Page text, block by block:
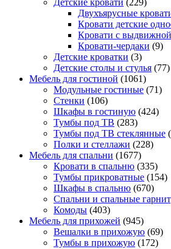
Детские кровати (229)
Двухъярусные
Кровати детские
Кровати с
Кровати-чердаки (9)
Детские кроватки (3)
Детские столы и стулья (77)
Мебель для гостиной (1061)
Модульные гостиные (71)
Стенки (106)
Шкафы в гостиную (424)
Тумбы под ТВ (283)
Тумбы под ТВ стеклянные
Полки и стеллажи (228)
Мебель для спальни (1677)
Кровати в спальню (335)
Тумбы прикроватные (154)
Шкафы в спальню (670)
Спальни и спальные
Комоды (403)
Мебель для прихожей (945)
Вешалки в прихожую (69)
Тумбы в прихожую (172)